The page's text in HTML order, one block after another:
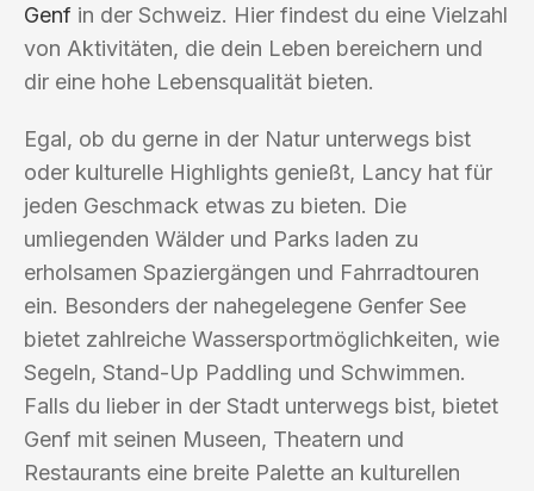
Genf in der Schweiz. Hier findest du eine Vielzahl
von Aktivitäten, die dein Leben bereichern und
dir eine hohe Lebensqualität bieten.
Egal, ob du gerne in der Natur unterwegs bist
oder kulturelle Highlights genießt, Lancy hat für
jeden Geschmack etwas zu bieten. Die
umliegenden Wälder und Parks laden zu
erholsamen Spaziergängen und Fahrradtouren
ein. Besonders der nahegelegene Genfer See
bietet zahlreiche Wassersportmöglichkeiten, wie
Segeln, Stand-Up Paddling und Schwimmen.
Falls du lieber in der Stadt unterwegs bist, bietet
Genf mit seinen Museen, Theatern und
Restaurants eine breite Palette an kulturellen